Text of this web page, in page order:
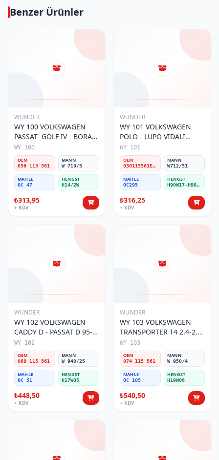
Benzer Ürünler
WUNDER
WY 100 VOLKSWAGEN
PASSAT- GOLF IV - BORA
056 115 561 Yağ Filtresi
WY 100
OEM
056 115 561
MANN
W 719/5
MAHLE
OC 47
HENGST
H14/2W
₺313,95
+ KDV
WUNDER
WY 101 VOLKSWAGEN
POLO - LUPO VIDALI
030115561E Yağ Filtresi
WY 101
OEM
030115561E / 030115561AA / 030115561AB / 030115561AD
MANN
W712/51
MAHLE
OC295
HENGST
H90W17-H90W11
₺316,25
+ KDV
WUNDER
WY 102 VOLKSWAGEN
CADDY D - PASSAT D 95-
01 068 115 561 Yağ
Filtresi
WY 102
OEM
068 115 561
MANN
W 940/25
MAHLE
OC 51
HENGST
H17W05
₺448,50
+ KDV
WUNDER
WY 103 VOLKSWAGEN
TRANSPORTER T4 2.4-2.5
MOTOR 074 115 561 Yağ
Filtresi
WY 103
OEM
074 115 561
MANN
W 950/4
MAHLE
OC 105
HENGST
H19W06
₺540,50
+ KDV